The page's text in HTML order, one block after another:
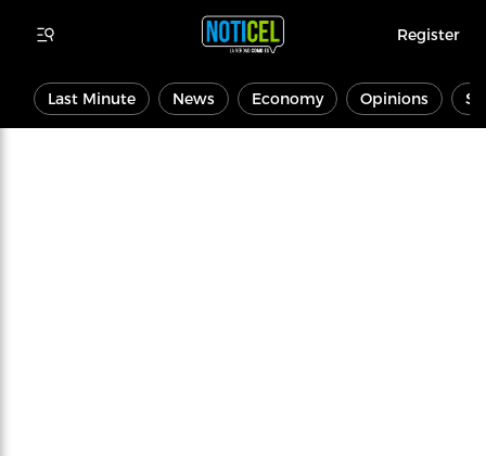
Register
Last Minute News Economy Opinions